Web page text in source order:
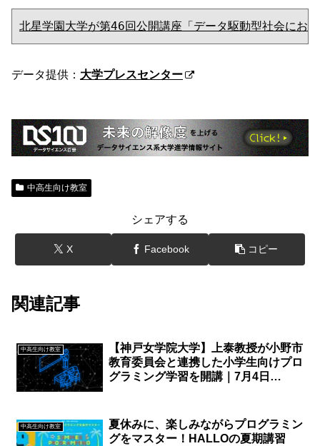
北星学園大学が第46回公開講座「データ駆動型社会に
データ提供： 大学プレスセンター
中高生向け教室
シェアする
X Facebook コピー
関連記事
中高生向け教室
【神戸女学院大学】上泰教授が小野市
教育委員会と連携した小学生向けプロ
グラミング学習を開講｜7月4日
中高生向け教室
夏休みに、楽しみながらプログラミン
グをマスター！HALLOの夏期講習